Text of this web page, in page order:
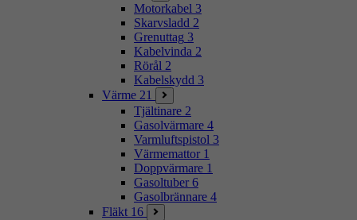
Motorkabel 3
Skarvsladd 2
Grenuttag 3
Kabelvinda 2
Rörål 2
Kabelskydd 3
Värme 21
Tjältinare 2
Gasolvärmare 4
Varmluftspistol 3
Värmemattor 1
Doppvärmare 1
Gasoltuber 6
Gasolbrännare 4
Fläkt 16